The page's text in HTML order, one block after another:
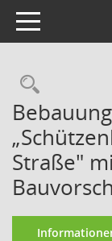
Toggle navigation
Straße"